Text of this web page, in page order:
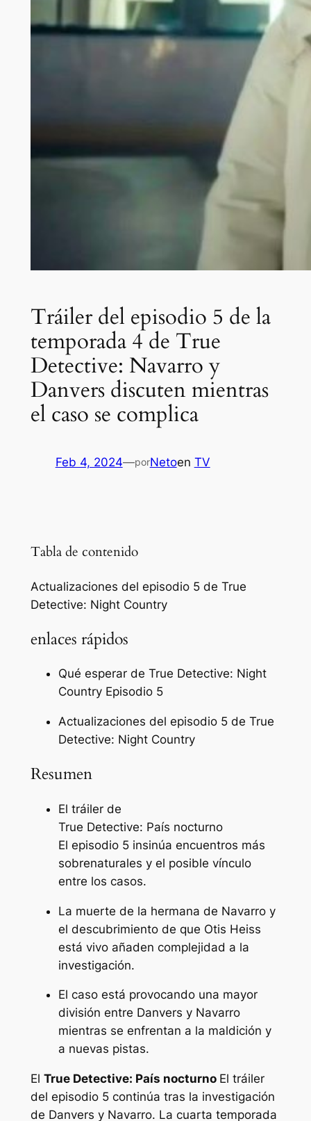
Tráiler del episodio 5 de la
temporada 4 de True
Detective: Navarro y
Danvers discuten mientras
el caso se complica
Feb 4, 2024—porNetoen TV
Tabla de contenido
Actualizaciones del episodio 5 de True
Detective: Night Country
enlaces rápidos
Qué esperar de True Detective: Night
Country Episodio 5
Actualizaciones del episodio 5 de True
Detective: Night Country
Resumen
El tráiler de
True Detective: País nocturno
El episodio 5 insinúa encuentros más
sobrenaturales y el posible vínculo
entre los casos.
La muerte de la hermana de Navarro y
el descubrimiento de que Otis Heiss
está vivo añaden complejidad a la
investigación.
El caso está provocando una mayor
división entre Danvers y Navarro
mientras se enfrentan a la maldición y
a nuevas pistas.
El True Detective: País nocturno El tráiler
del episodio 5 continúa tras la investigación
de Danvers y Navarro. La cuarta temporada